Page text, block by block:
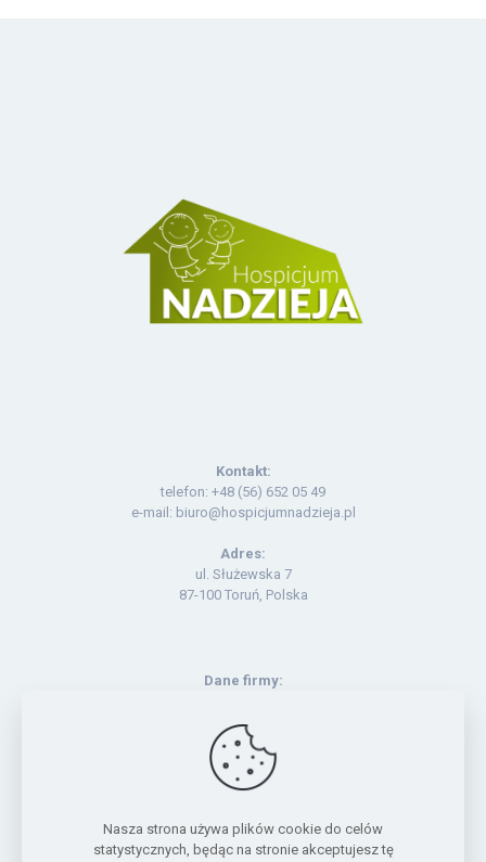
Kontakt:
telefon: +48 (56) 652 05 49
e-mail: biuro@hospicjumnadzieja.pl
Adres:
ul. Służewska 7
87-100 Toruń, Polska
Dane firmy:
NIP: 956 16 03 640
Regon: 870401923
Numer konta:
Nasza strona używa plików cookie do celów
statystycznych, będąc na stronie akceptujesz tę